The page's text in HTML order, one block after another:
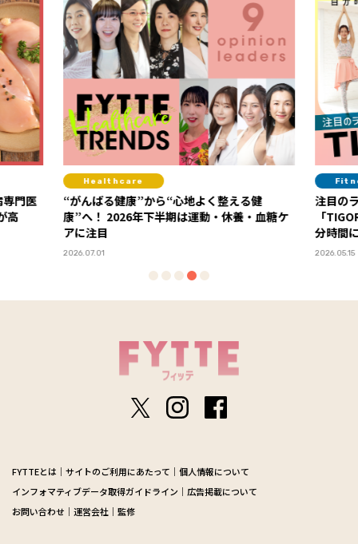
る健
・血糖ケ
Fitness
注目のライフスタイル・アイコンが選ぶ
「TIGORA」の“UVカット＋α”ウエアで、自
分時間に集中し、体と心を整える夏に！
2026.05.15
ス
教
FYTTEとは サイトのご利用にあたって
個人情報について
インフォマティブデータ取得ガイドライン
広告掲載について
お問い合わせ
運営会社 監修